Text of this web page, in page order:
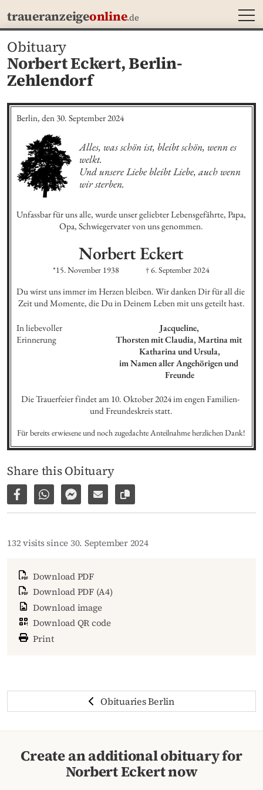
traueranzeigeonline.de
Obituary
Norbert Eckert,Berlin-
Zehlendorf
Berlin, den 30. September 2024
Alles, was schön ist, bleibt schön, wenn es
welkt.
Und unsere Liebe bleibt Liebe, auch wenn
wir sterben.
Unfassbar für uns alle, wurde unser geliebter Lebensgefährte, Papa,
Opa, Schwiegervater von uns genommen.
Norbert Eckert
*15. November 1938 † 6. September 2024
Du wirst uns immer im Herzen bleiben. Wir danken Dir für all die
Zeit und Momente, die Du in Deinem Leben mit uns geteilt hast.
In liebevoller
Erinnerung
Jacqueline,
Thorsten mit Claudia, Martina mit
Katharina und Ursula,
im Namen aller Angehörigen und
Freunde
Die Trauerfeier findet am 10. Oktober 2024 im engen Familien-
und Freundeskreis statt.
Für bereits erwiesene und noch zugedachte Anteilnahme herzlichen Dank!
Share this Obituary
Share on Facebook
Share via WhatsApp
Share via Facebook Messenger
Share via E-Mail
Copy link to page
132 visits since 30. September 2024
Download PDF
Download PDF (A4)
Download image
Download QR code
Print
Obituaries Berlin
Create an additional obituary for
Norbert Eckert now